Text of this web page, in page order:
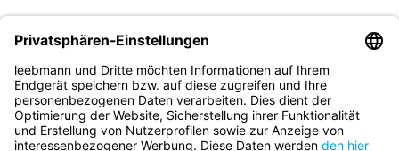
Mehr erfah­ren